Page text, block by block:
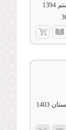
1403